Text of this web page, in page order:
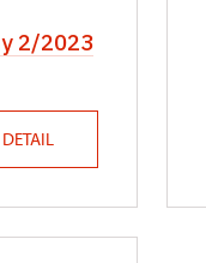
2/2023
DETAIL